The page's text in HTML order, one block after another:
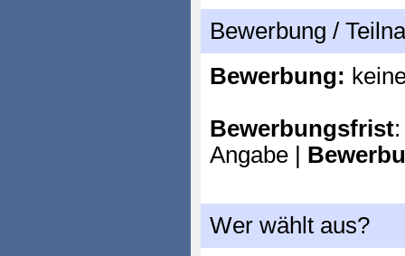
Bewerbung /
Bewerbung:
Bewerbungsfrist
Angabe |
Wer wählt aus?